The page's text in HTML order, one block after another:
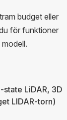
budget eller
för funktioner
LiDAR, 3D
LIDAR-torn)